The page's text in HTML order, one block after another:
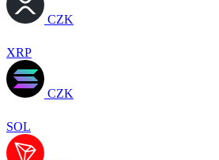
CZK
XRP
CZK
SOL